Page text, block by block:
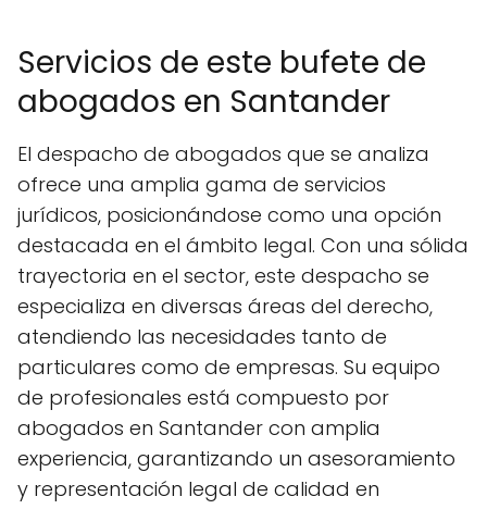
Servicios de este bufete de
abogados en Santander
El despacho de abogados que se analiza
ofrece una amplia gama de servicios
jurídicos, posicionándose como una opción
destacada en el ámbito legal. Con una sólida
trayectoria en el sector, este despacho se
especializa en diversas áreas del derecho,
atendiendo las necesidades tanto de
particulares como de empresas. Su equipo
de profesionales está compuesto por
abogados en Santander con amplia
experiencia, garantizando un asesoramiento
y representación legal de calidad en